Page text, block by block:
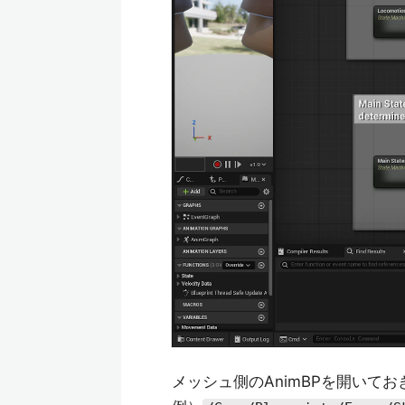
メッシュ側のAnimBPを開いてお